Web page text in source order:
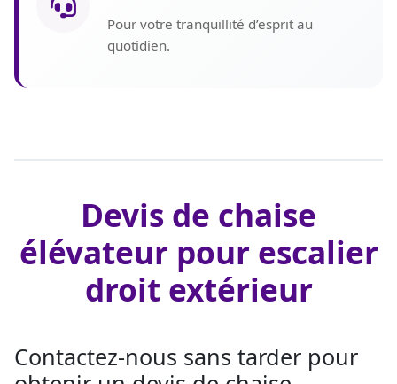
Pour votre tranquillité d’esprit au
quotidien.
Devis de chaise
élévateur pour escalier
droit extérieur
Contactez-nous sans tarder pour